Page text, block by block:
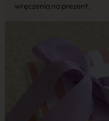
wręczenia na prezent.